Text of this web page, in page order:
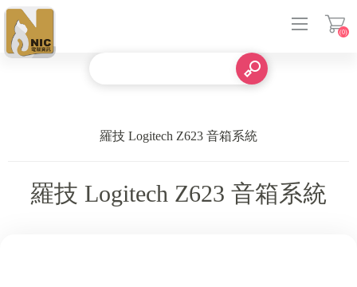
(0)
羅技 Logitech Z623 音箱系統
羅技 Logitech Z623 音箱系統